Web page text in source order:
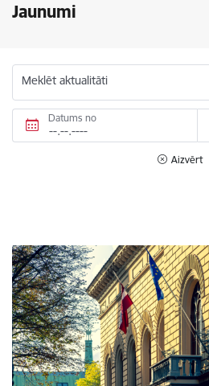
Jaunumi
Meklēt aktualitāti
Datums no
Aizvērt